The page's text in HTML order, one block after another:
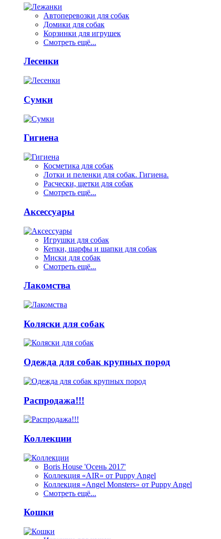
Автоперевозки для собак
Домики для собак
Корзинки для игрушек
Смотреть ещё...
Лесенки
Сумки
Гигиена
Косметика для собак
Лотки и пеленки для собак. Гигиена.
Расчески, щетки для собак
Смотреть ещё...
Аксессуары
Игрушки для собак
Кепки, шарфы и шапки для собак
Миски для собак
Смотреть ещё...
Лакомства
Коляски для собак
Одежда для собак крупных пород
Распродажа!!!
Коллекции
Boris House 'Осень 2017'
Коллекция «AIR» от Puppy Angel
Коллекция «Angel Monsters» от Puppy Angel
Смотреть ещё...
Кошки